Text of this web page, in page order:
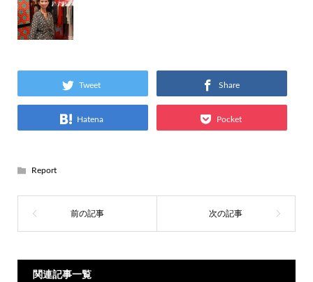
Tweet Share
Hatena Pocket
Report
関連記事一覧